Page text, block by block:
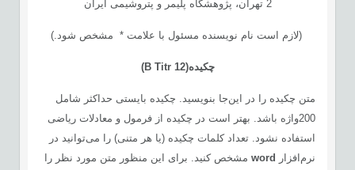
2 تهران، پژوهشگاه پلیمر و پتروشیمی ایران
(لازم است نام نویسنده مسئول با علامت * مشخص شود.)
چكيده(
B Titr 12)
متن چکیده را در این‌جا بنویسید. چکیده بایستی حداکثر شامل
200واژه باشد. بهتر است در چکیده از فرمول‌ و معادلات ریاضی
استفاده نشود. تعداد کلمات چکیده (یا هر متنی) را می‌توانید در
نرم‌افزار wordمشخص کنید. برای این منظور متن مورد نظر را